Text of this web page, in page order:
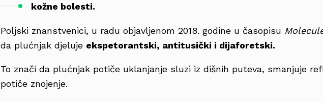
kožne bolesti.
Poljski znanstvenici, u radu objavljenom 2018. godine u časopisu
da plućnjak djeluje ekspetorantski, antitusički i dijaforetski.
To znači da plućnjak potiče uklanjanje sluzi iz dišnih puteva, smanjuje
potiče znojenje.